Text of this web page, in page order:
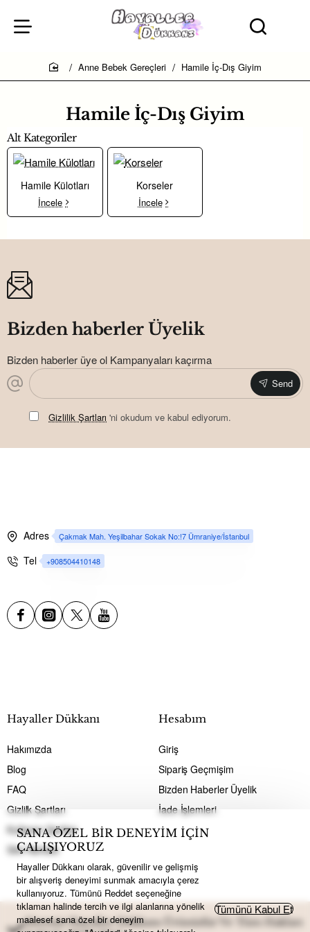
SANA ÖZEL BİR DENEYİM İÇİN
ÇALIŞIYORUZ
Hayaller Dükkanı olarak, güvenilir ve gelişmiş
bir alışveriş deneyimi sunmak amacıyla çerez
kullanıyoruz. Tümünü Reddet seçeneğine
tıklaman halinde tercih ve ilgi alanlarına yönelik
maalesef sana özel bir deneyim
Tümünü Kabul Et
Hamile İç-Dış Giyim
home
Anne Bebek Gereçleri Hamile İç-Dış Giyim
Alt Kategoriler
Hamile Külotları
İncele
Korseler
İncele
Bizden haberler Üyelik
Bizden haberler üye ol Kampanyaları kaçırma
Send
Gizlilik Şartları 'ni okudum ve kabul ediyorum.
Adres Çakmak Mah. Yeşilbahar Sokak No:!7 Ümraniye/İstanbul
Tel +908504410148
Hayaller Dükkanı
Hakımızda
Blog
FAQ
Gizlilk Şartları
Kullanım Şartları
Site Haritası
Hesabım
Giriş
Sipariş Geçmişim
Bizden Haberler Üyelik
İade İşlemleri
Sitemiz Hayaller Dükkanı Ürünüdür Ve Tüm Hakları